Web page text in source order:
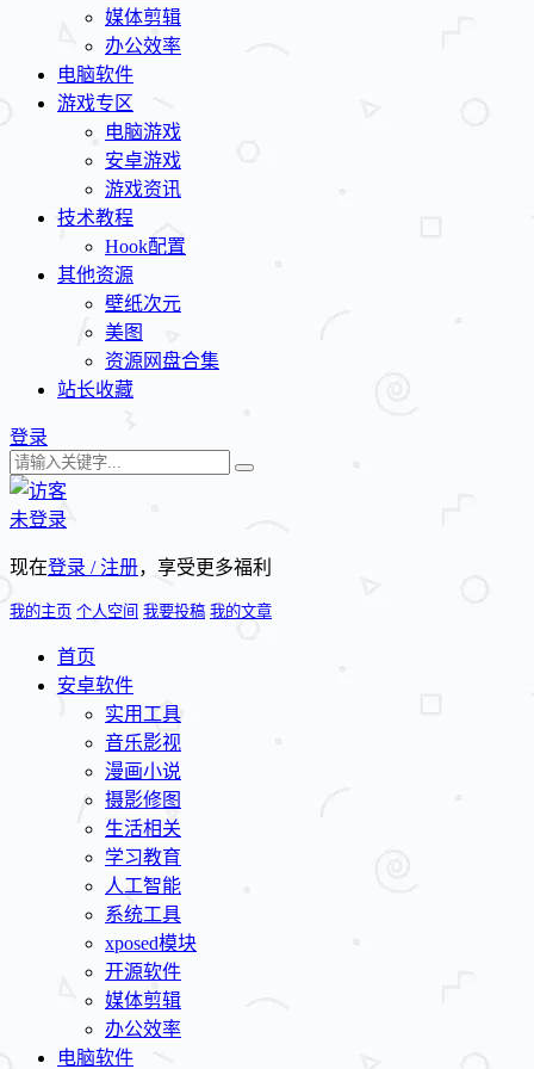
媒体剪辑
办公效率
电脑软件
游戏专区
电脑游戏
安卓游戏
游戏资讯
技术教程
Hook配置
其他资源
壁纸次元
美图
资源网盘合集
站长收藏
登录
未登录
现在登录 / 注册，享受更多福利
我的主页 个人空间 我要投稿 我的文章
首页
安卓软件
实用工具
音乐影视
漫画小说
摄影修图
生活相关
学习教育
人工智能
系统工具
xposed模块
开源软件
媒体剪辑
办公效率
电脑软件